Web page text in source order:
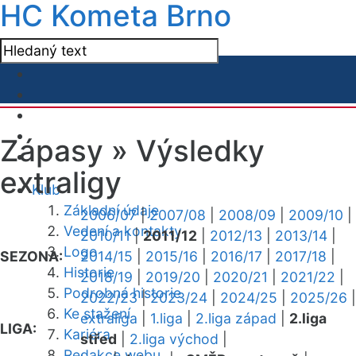
HC Kometa Brno
Klub
Základní údaje
Vedení a kontakty
Logo
Historie
Podrobná historie
Ke stažení
Kariéra
Zápasy » Výsledky
extraligy
SEZONA:
2006/07|2007/08 2008/09 2009/10
2010/11|2011/12 2012/13 2013/14
2014/15
2015/16 2016/17 2017/18
2018/19
2019/20 2020/21 2021/22
2022/23|2023/24 2024/25 2025/26
LIGA:
extraliga 1.liga 2.liga západ
2.liga
střed
2.liga východ